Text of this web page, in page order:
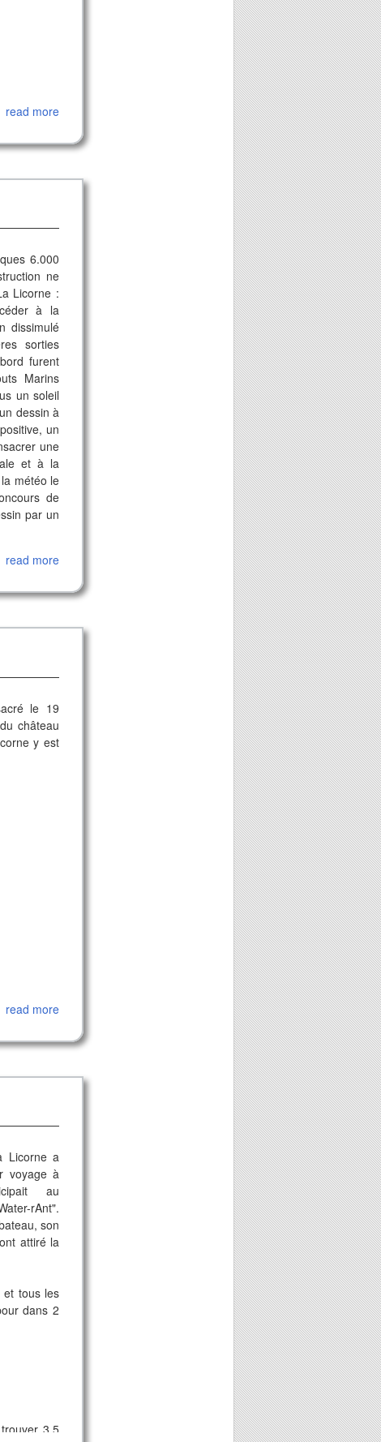
read more
6.000
ne
Licorne :
à la
dissimulé
sorties
furent
Marins
un soleil
dessin à
un
une
et à la
météo le
de
par un
read more
le 19
château
y est
read more
Licorne a
voyage à
au
rAnt".
son
attiré la
et tous les
dans 2
3,5